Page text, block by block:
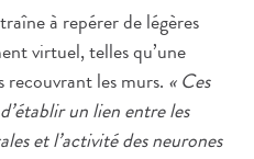
à repérer de légères
virtuel, telles qu’une
recouvrant les murs. « Ces
un lien entre les
et l’activité des neurones